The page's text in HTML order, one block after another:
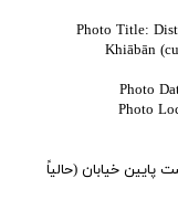
Photo Title:
Khiābān
Photo
Photo
پایین خیابان (حالياً